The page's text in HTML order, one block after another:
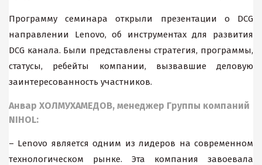
Программу семинара открыли презентации о DCG
направлении Lenovo, об инструментах для развития
DCG канала. Были представлены стратегия, программы,
статусы, ребейты компании, вызвавшие деловую
заинтересованность участников.
Анвар ХОЛМУХАМЕДОВ, менеджер Группы компаний
NIHOL:
– Lenovo является одним из лидеров на современном
технологическом рынке. Эта компания завоевала